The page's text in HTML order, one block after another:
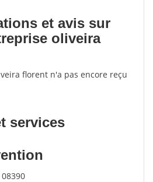
et avis sur
oliveira
florent n'a pas encore reçu
services